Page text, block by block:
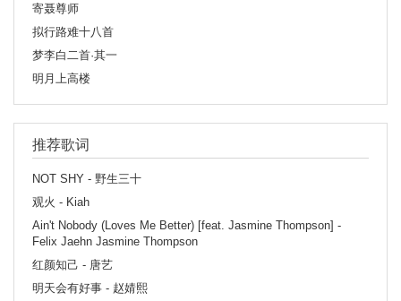
寄聂尊师
拟行路难十八首
梦李白二首·其一
明月上高楼
推荐歌词
NOT SHY - 野生三十
观火 - Kiah
Ain't Nobody (Loves Me Better) [feat. Jasmine Thompson] -
Felix Jaehn Jasmine Thompson
红颜知己 - 唐艺
明天会有好事 - 赵婧熙